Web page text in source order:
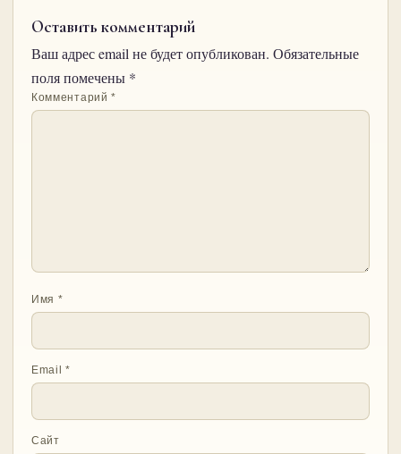
Оставить комментарий
Ваш адрес email не будет опубликован. Обязательные
поля помечены *
Комментарий*
Имя *
Email*
Сайт